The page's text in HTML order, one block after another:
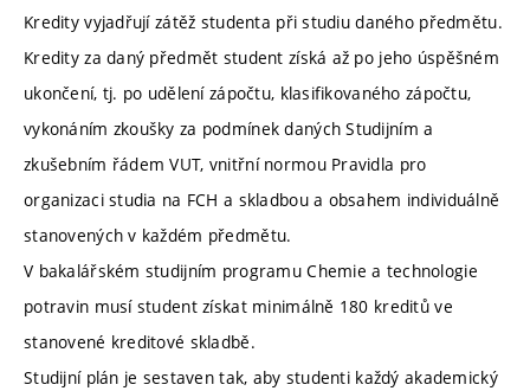
Kredity vyjadřují zátěž studenta při studiu daného předmětu.
Kredity za daný předmět student získá až po jeho úspěšném
ukončení, tj. po udělení zápočtu, klasifikovaného zápočtu,
vykonáním zkoušky za podmínek daných Studijním a
zkušebním řádem VUT, vnitřní normou Pravidla pro
organizaci studia na FCH a skladbou a obsahem individuálně
stanovených v každém předmětu.
V bakalářském studijním programu Chemie a technologie
potravin musí student získat minimálně 180 kreditů ve
stanovené kreditové skladbě.
Studijní plán je sestaven tak, aby studenti každý akademický